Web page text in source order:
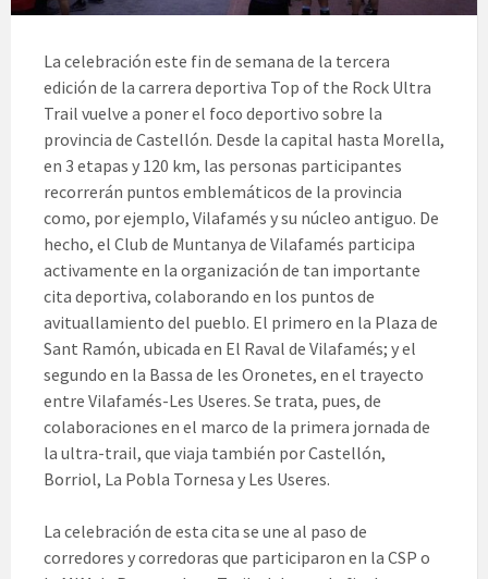
La celebración este fin de semana de la tercera
edición de la carrera deportiva Top of the Rock Ultra
Trail vuelve a poner el foco deportivo sobre la
provincia de Castellón. Desde la capital hasta Morella,
en 3 etapas y 120 km, las personas participantes
recorrerán puntos emblemáticos de la provincia
como, por ejemplo, Vilafamés y su núcleo antiguo. De
hecho, el Club de Muntanya de Vilafamés participa
activamente en la organización de tan importante
cita deportiva, colaborando en los puntos de
avituallamiento del pueblo. El primero en la Plaza de
Sant Ramón, ubicada en El Raval de Vilafamés; y el
segundo en la Bassa de les Oronetes, en el trayecto
entre Vilafamés-Les Useres. Se trata, pues, de
colaboraciones en el marco de la primera jornada de
la ultra-trail, que viaja también por Castellón,
Borriol, La Pobla Tornesa y Les Useres.
La celebración de esta cita se une al paso de
corredores y corredoras que participaron en la CSP o